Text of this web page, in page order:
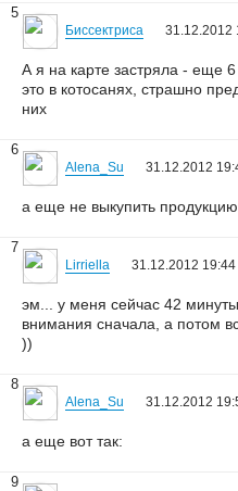
5
Биссектриса 31.12.2012
А я на карте застряла - еще
это в котосанях, страшно
них
6
Alena_Su 31.12.2012
а еще не выкупить
7
Lirriella 31.12.2012 19:44
эм... у меня сейчас 42
внимания сначала, а потом
))
8
Alena_Su 31.12.2012
а еще вот так:
9